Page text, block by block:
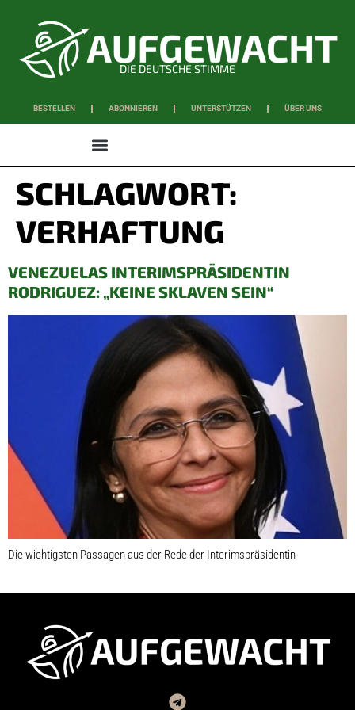
DIE DEUTSCHE STIMME
BESTELLEN ABONNIEREN UNTERSTÜTZEN ÜBER UNS
SCHLAGWORT:
VERHAFTUNG
VENEZUELAS INTERIMSPRÄSIDENTIN
RODRIGUEZ: „KEINE SKLAVEN SEIN“
Die wichtigsten Passagen aus der Rede der Interimspräsidentin